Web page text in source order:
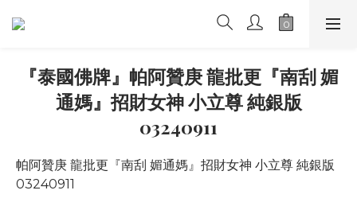
『泰國佛牌』帕阿贊庚 龍批更『南刮 媚
通媽』招財女神 小立尊 純銀版
03240911
帕阿贊庚 龍批更『南刮 媚通媽』招財女神 小立尊 純銀版
03240911